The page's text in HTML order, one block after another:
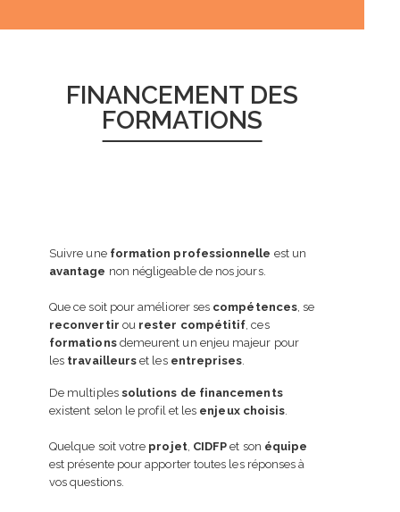
FINANCEMENT DES
FORMATIONS
Suivre une formation professionnelle est un
avantage non négligeable de nos jours.
Que ce soit pour améliorer ses compétences, se
reconvertir ou rester compétitif , ces
formationsdemeurent un enjeu majeur pour
les travailleurs et les entreprises
De multiples solutions de financements
existent selon le profil et les enjeux choisis
Quelque soit votre projet, CIDFP et son équipe
est présente pour apporter toutes les réponses à
vos questions.